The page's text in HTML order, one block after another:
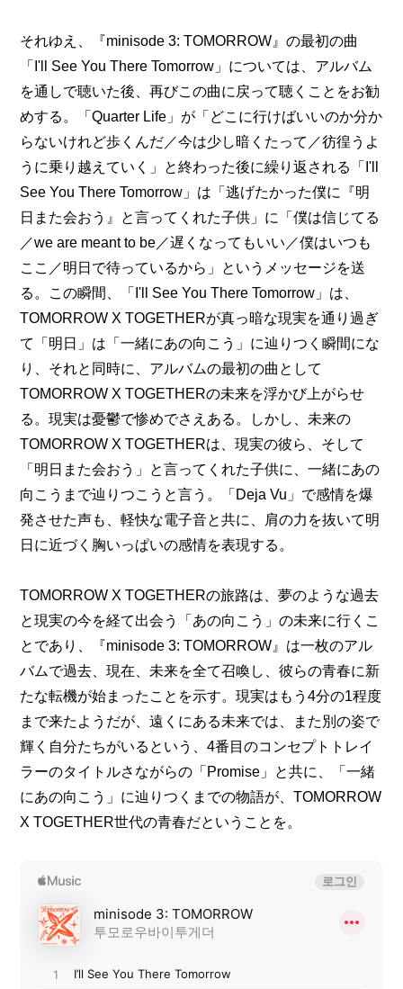
それゆえ、『minisode 3: TOMORROW』の最初の曲
「I'll See You There Tomorrow」については、アルバム
を通しで聴いた後、再びこの曲に戻って聴くことをお勧
めする。「Quarter Life」が「どこに行けばいいのか分か
らないけれど歩くんだ／今は少し暗くたって／彷徨うよ
うに乗り越えていく」と終わった後に繰り返される「I'll
See You There Tomorrow」は「逃げたかった僕に『明
日また会おう』と言ってくれた子供」に「僕は信じてる
／we are meant to be／遅くなってもいい／僕はいつも
ここ／明日で待っているから」というメッセージを送
る。この瞬間、「I'll See You There Tomorrow」は、
TOMORROW X TOGETHERが真っ暗な現実を通り過ぎ
て「明日」は「一緒にあの向こう」に辿りつく瞬間にな
り、それと同時に、アルバムの最初の曲として
TOMORROW X TOGETHERの未来を浮かび上がらせ
る。現実は憂鬱で惨めでさえある。しかし、未来の
TOMORROW X TOGETHERは、現実の彼ら、そして
「明日また会おう」と言ってくれた子供に、一緒にあの
向こうまで辿りつこうと言う。「Deja Vu」で感情を爆
発させた声も、軽快な電子音と共に、肩の力を抜いて明
日に近づく胸いっぱいの感情を表現する。
TOMORROW X TOGETHERの旅路は、夢のような過去
と現実の今を経て出会う「あの向こう」の未来に行くこ
とであり、『minisode 3: TOMORROW』は一枚のアル
バムで過去、現在、未来を全て召喚し、彼らの青春に新
たな転機が始まったことを示す。現実はもう4分の1程度
まで来たようだが、遠くにある未来では、また別の姿で
輝く自分たちがいるという、4番目のコンセプトトレイ
ラーのタイトルさながらの「Promise」と共に、「一緒
にあの向こう」に辿りつくまでの物語が、TOMORROW
X TOGETHER世代の青春だということを。